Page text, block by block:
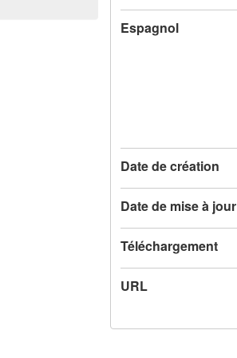
l
'
e
g
i
s
t
Espagnol
Date de création
Date de mise à jour
Téléchargement
URL